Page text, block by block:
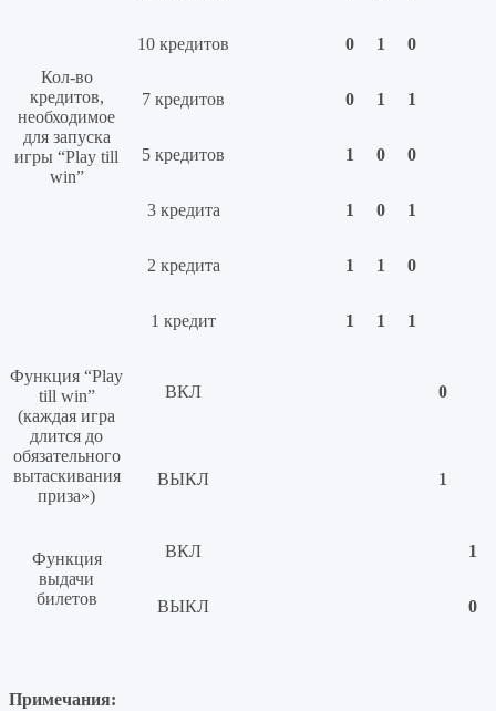
Кол-во
кредитов,
необходимое
для запуска
игры “Play till
win”
10 кредитов 0 1 0
7 кредитов 0 1 1
5 кредитов 1 0 0
3 кредита 1 0 1
2 кредита 1 1 0
1 кредит 1 1 1
Функция “Play
till win”
(каждая игра
длится до
обязательного
вытаскивания
приза»)
ВКЛ 0
ВЫКЛ 1
Функция
выдачи
билетов
ВКЛ 1
ВЫКЛ 0
Примечания: